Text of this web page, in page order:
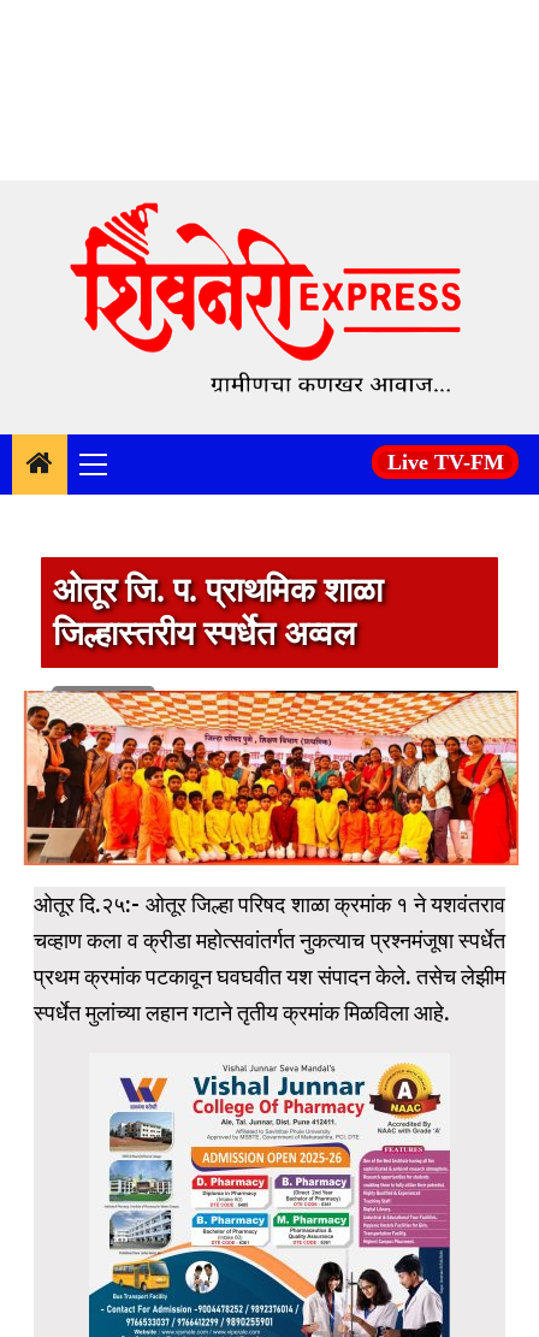
content
Primary
Menu
Live TV-FM
ओतूर जि. प. प्राथमिक शाळा
जिल्हास्तरीय स्पर्धेत अव्वल
1 min read
ओतूर दि.२५:- ओतूर जिल्हा परिषद शाळा क्रमांक १ ने यशवंतराव
चव्हाण कला व क्रीडा महोत्सवांतर्गत नुकत्याच प्रश्नमंजूषा स्पर्धेत
प्रथम क्रमांक पटकावून घवघवीत यश संपादन केले. तसेच लेझीम
स्पर्धेत मुलांच्या लहान गटाने तृतीय क्रमांक मिळविला आहे.